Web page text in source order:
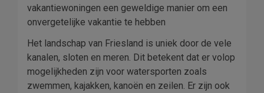
vakantiewoningen een geweldige manier om een
onvergetelijke vakantie te hebben
Het landschap van Friesland is uniek door de vele
kanalen, sloten en meren. Dit betekent dat er volop
mogelijkheden zijn voor watersporten zoals
zwemmen, kajakken, kanoën en zeilen. Er zijn ook